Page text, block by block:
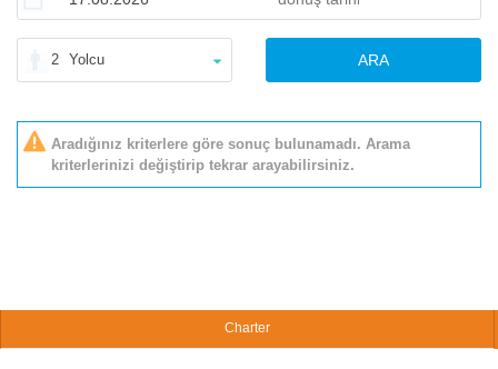
2 Yolcu ARA
Aradığınız kriterlere göre sonuç bulunamadı. Arama
kriterlerinizi değiştirip tekrar arayabilirsiniz.
Charter